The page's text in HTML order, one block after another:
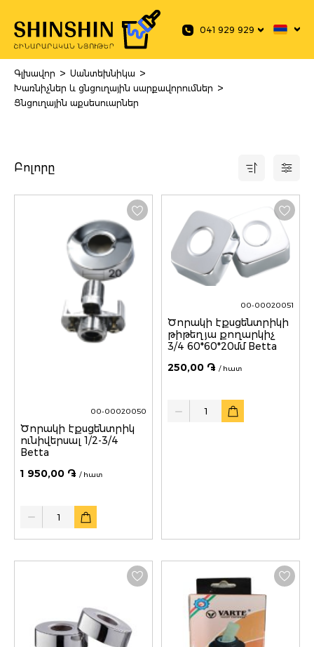
041 929 929
Գլխավոր > Սանտեխնիկա >
Խառնիչներ և ցնցուղային սարքավորումներ >
Ցնցուղային աքսեսուարներ
Բոլորը
00-00020050
Ծորակի էքսցենտրիկ
ունիվերսալ 1/2-3/4
Betta
1 950,00 ֏ / հատ
Quantity
00-00020051
Ծորակի էքսցենտրիկի
թիթեղյա քողարկիչ
3/4 60*60*20մմ Betta
250,00 ֏ / հատ
Quantity